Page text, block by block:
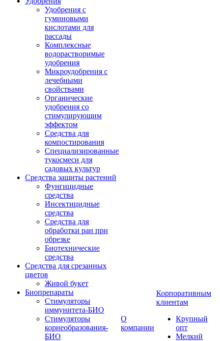
Удобрения с
гуминовыми
кислотами для
рассады
Комплексные
водорастворимые
удобрения
Микроудобрения с
лечебными
свойствами
Органические
удобрения со
стимулирующим
эффектом
Средства для
компостирования
Специализированные
тукосмеси для
садовых культур
Средства защиты растений
Фунгицидные
средства
Инсектицидные
средства
Средства для
обработки ран при
обрезке
Биотехнические
средства
Средства для срезанных
цветов
Живой букет
Биопрепараты
Стимуляторы
иммунитета-БИО
Стимуляторы
корнеобразования-
БИО
О
компании
Корпоративным
клиентам
Крупный
опт
Мелкий